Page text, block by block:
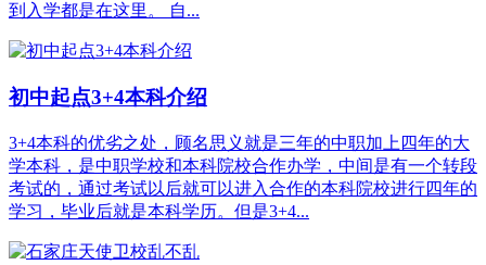
到入学都是在这里。 自...
初中起点3+4本科介绍
3+4本科的优劣之处，顾名思义就是三年的中职加上四年的大
学本科，是中职学校和本科院校合作办学，中间是有一个转段
考试的，通过考试以后就可以进入合作的本科院校进行四年的
学习，毕业后就是本科学历。但是3+4...